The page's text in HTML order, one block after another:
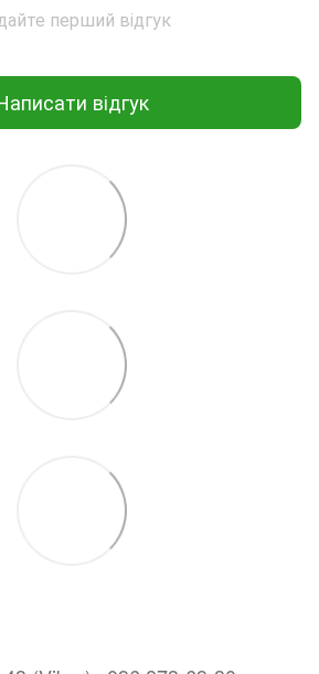
перший відгук
відгук